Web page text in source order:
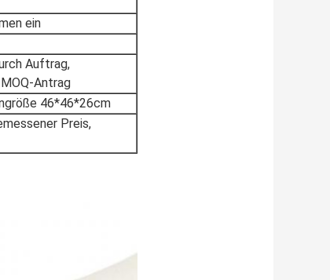
ein
Auftrag,
Antrag
46*46*26cm
Preis,